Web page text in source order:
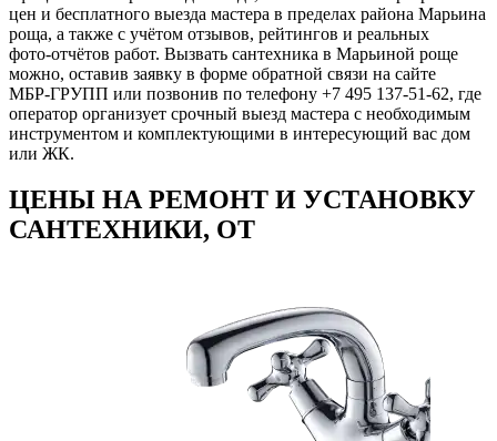
цен и бесплатного выезда мастера в пределах района Марьина
роща, а также с учётом отзывов, рейтингов и реальных
фото‑отчётов работ. Вызвать сантехника в Марьиной роще
можно, оставив заявку в форме обратной связи на сайте
МБР‑ГРУПП или позвонив по телефону +7 495 137‑51‑62, где
оператор организует срочный выезд мастера с необходимым
инструментом и комплектующими в интересующий вас дом
или ЖК.
ЦЕНЫ НА РЕМОНТ И УСТАНОВКУ
САНТЕХНИКИ, ОТ